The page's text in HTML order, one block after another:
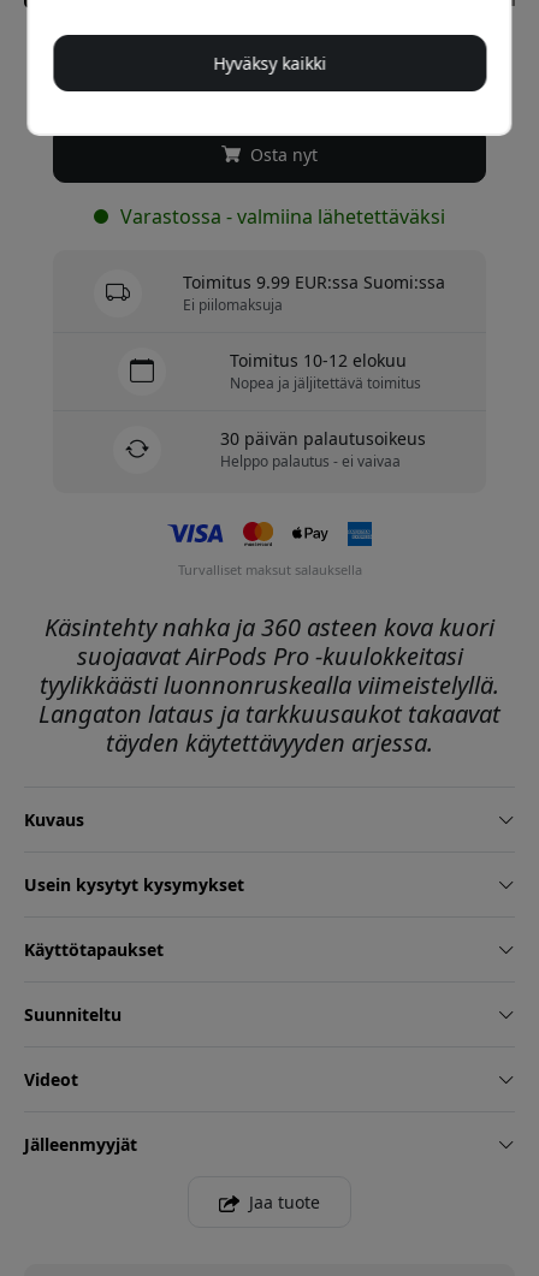
Suositeltava hinta
49.99 EUR
Osta nyt
Varastossa - valmiina lähetettäväksi
Toimitus 9.99 EUR:ssa Suomi:ssa
Ei piilomaksuja
Toimitus 10-12 elokuu
Nopea ja jäljitettävä toimitus
30 päivän palautusoikeus
Helppo palautus - ei vaivaa
Turvalliset maksut salauksella
Käsintehty nahka ja 360 asteen kova kuori
suojaavat AirPods Pro -kuulokkeitasi
tyylikkäästi luonnonruskealla viimeistelyllä.
Langaton lataus ja tarkkuusaukot takaavat
täyden käytettävyyden arjessa.
Kuvaus
Usein kysytyt kysymykset
Käyttötapaukset
Suunniteltu
Videot
Jälleenmyyjät
Jaa tuote
Hyväksy kaikki